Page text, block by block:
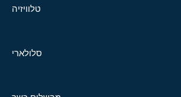
טלוויזיה
סלולארי